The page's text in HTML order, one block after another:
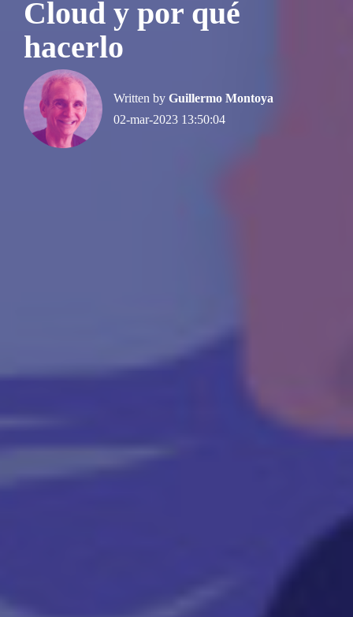
Cloud y por qué
hacerlo
Written by Guillermo Montoya
02-mar-2023 13:50:04